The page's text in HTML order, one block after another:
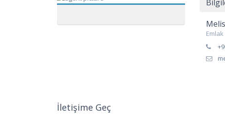
Emlak
İletişime Geç